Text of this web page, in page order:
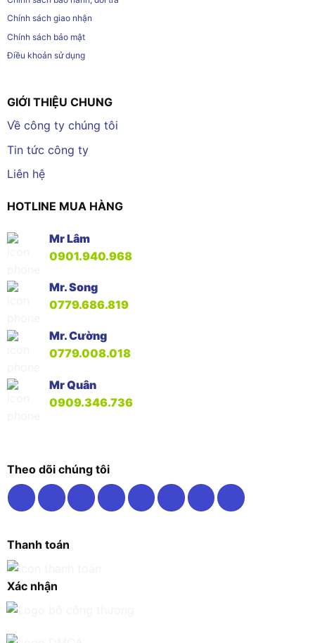
Chính sách giao nhận
Chính sách bảo mật
Điều khoản sử dụng
GIỚI THIỆU CHUNG
Về công ty chúng tôi
Tin tức công ty
Liên hệ
HOTLINE MUA HÀNG
Mr Lâm
0901.940.968
Mr. Song
0779.686.819
Mr. Cường
0779.008.018
Mr Quân
0909.346.736
Theo dõi chúng tôi
Thanh toán
Xác nhận